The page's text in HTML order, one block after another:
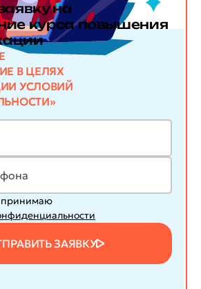
на
курса повышения
В ЦЕЛЯХ
УСЛОВИЙ
принимаю
ЗАЯВКУ